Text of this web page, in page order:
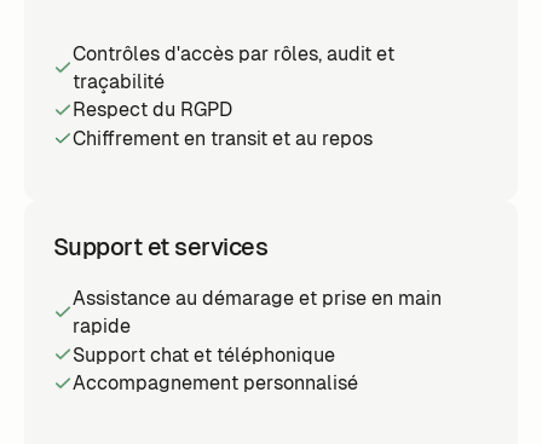
Contrôles d'accès par rôles, audit et
traçabilité
Respect du RGPD
Chiffrement en transit et au repos
Support et services
Assistance au démarage et prise en main
rapide
Support chat et téléphonique
Accompagnement personnalisé